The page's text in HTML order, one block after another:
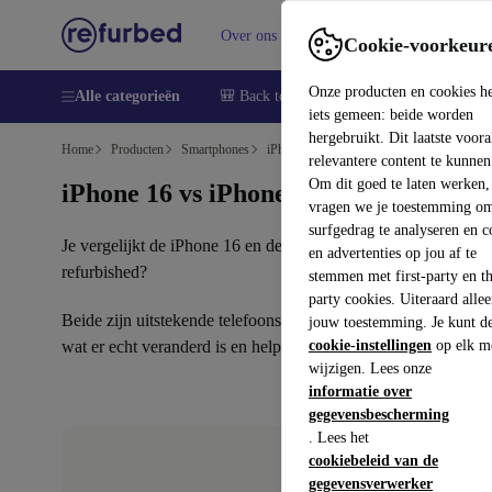
Cookie-
Onze producten en cookies
iets gemeen: beide worden
hergebruikt. Dit laatste
relevantere content te
Om dit goed te laten werken,
vragen we je toestemming
surfgedrag te analyseren en
en advertenties op jou af te
stemmen met first-party en
party cookies. Uiteraard
jouw toestemming. Je kunt
cookie-instellingen op elk
wijzigen. Lees onze
informatie over
gegevensbescherming
. Lees het
cookiebeleid van de
gegevensverwerker
Over ons Verkopen Support
Alle categorieën 🎒 Back to school Smartphones
Home Producten Smartphones iPhones
iPhone 16 vs iPhone 15: wat is het
Je vergelijkt de iPhone 16 en de iPhone 15 en wil een
refurbished?
Beide zijn uitstekende telefoons met een OLED-scherm van
wat er echt veranderd is en helpen je te bepalen welke bij jou